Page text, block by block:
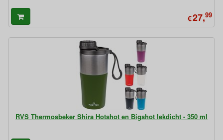
€27,99
RVS Thermosbeker Shira Hotshot en Bigshot lekdicht - 350 ml